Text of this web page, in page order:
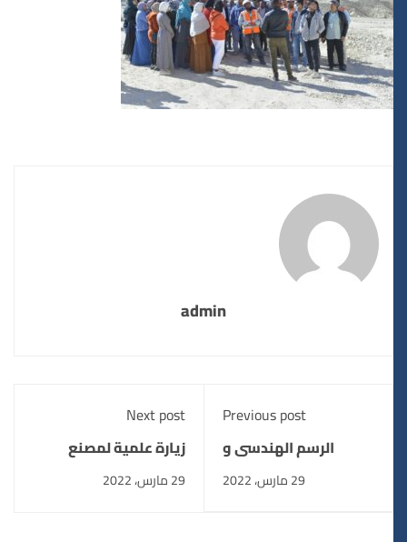
admin
Previous post
الرسم الهندسى و
الاسقاط
Next post
زيارة علمية لمصنع
السكر